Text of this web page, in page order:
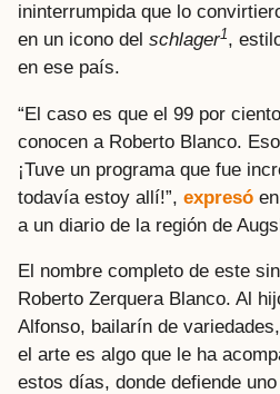
ininterrumpida que lo
en un icono del schlager1,
en ese país.
“El caso es que el 99 por
conocen a Roberto Blanco.
¡Tuve un programa que fue
todavía estoy allí!”, expresó
a un diario de la región de
El nombre completo de este
Roberto Zerquera Blanco. Al
Alfonso, bailarín de
el arte es algo que le ha
estos días, donde defiende